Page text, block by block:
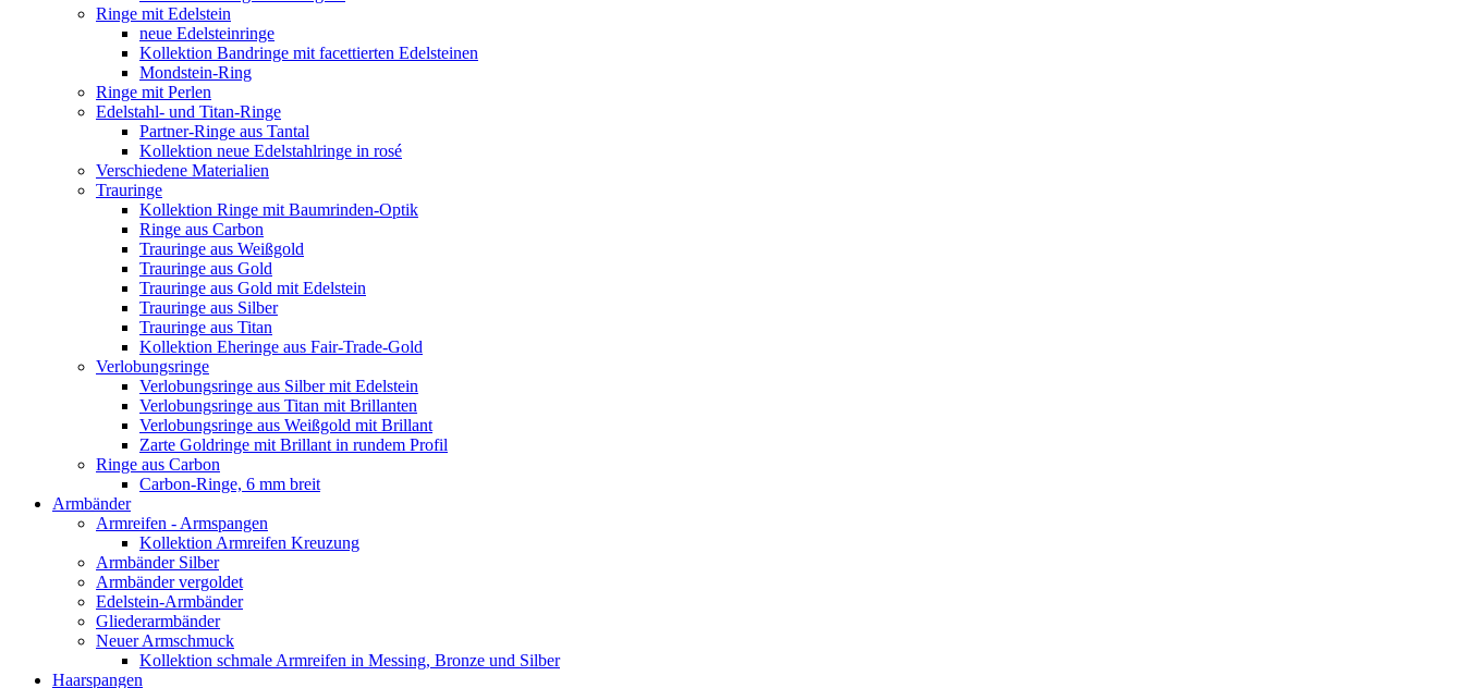
Ringe mit Edelstein
neue Edelsteinringe
Kollektion Bandringe mit facettierten Edelsteinen
Mondstein-Ring
Ringe mit Perlen
Edelstahl- und Titan-Ringe
Partner-Ringe aus Tantal
Kollektion neue Edelstahlringe in rosé
Verschiedene Materialien
Trauringe
Kollektion Ringe mit Baumrinden-Optik
Ringe aus Carbon
Trauringe aus Weißgold
Trauringe aus Gold
Trauringe aus Gold mit Edelstein
Trauringe aus Silber
Trauringe aus Titan
Kollektion Eheringe aus Fair-Trade-Gold
Verlobungsringe
Verlobungsringe aus Silber mit Edelstein
Verlobungsringe aus Titan mit Brillanten
Verlobungsringe aus Weißgold mit Brillant
Zarte Goldringe mit Brillant in rundem Profil
Ringe aus Carbon
Carbon-Ringe, 6 mm breit
Armbänder
Armreifen - Armspangen
Kollektion Armreifen Kreuzung
Armbänder Silber
Armbänder vergoldet
Edelstein-Armbänder
Gliederarmbänder
Neuer Armschmuck
Kollektion schmale Armreifen in Messing, Bronze und Silber
Haarspangen